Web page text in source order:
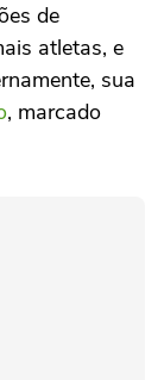
de
atletas, e
sua
, marcado